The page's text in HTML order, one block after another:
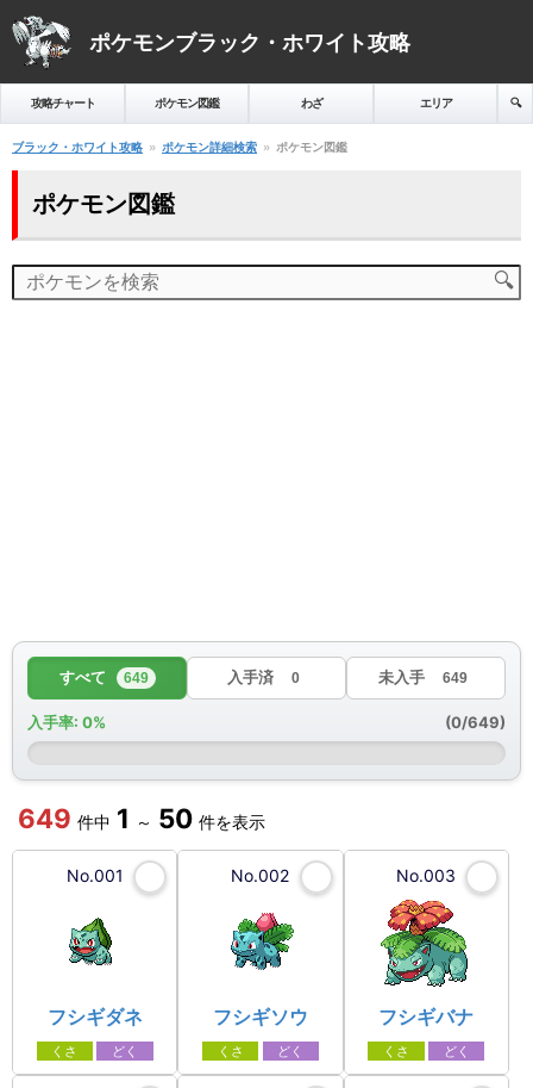
ポケモンブラック・ホワイト攻略
攻略チャート ポケモン図鑑 わざ エリア 🔍️
ブラック・ホワイト攻略 ポケモン詳細検索 ポケモン図鑑
ポケモン図鑑
🔍️
すべて 649 入手済 0 未入手 649
入手率: 0% (0/649)
649 件中 1 ～ 50 件を表示
No.001
フシギダネ
くさ どく
No.002
フシギソウ
くさ どく
No.003
フシギバナ
くさ どく